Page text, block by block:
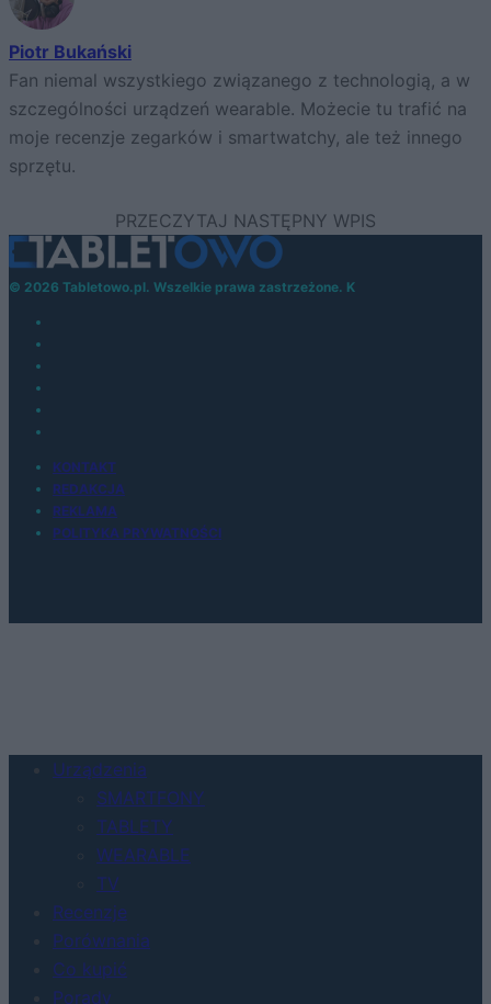
Piotr Bukański
Fan niemal wszystkiego związanego z technologią, a w
szczególności urządzeń wearable. Możecie tu trafić na
moje recenzje zegarków i smartwatchy, ale też innego
sprzętu.
© 2026 Tabletowo.pl. Wszelkie prawa zastrzeżone. K
KONTAKT
REDAKCJA
REKLAMA
POLITYKA PRYWATNOŚCI
Urządzenia
SMARTFONY
TABLETY
WEARABLE
TV
Recenzje
Porównania
Co kupić
Porady